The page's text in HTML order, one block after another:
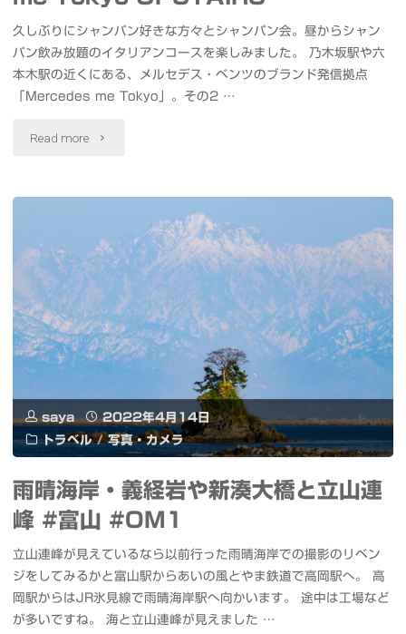
年"
た
#
イ
#
チ
ェ
コ
親
善
ア
ン
バ
サ
ダ
の
ラ
ア
プ
#
花
光
ム
ー
ブ
メ
久しぶりにシャンパン好きな方々とシャンパン会。昼からシャン
パン飲み放題のイタリアンコースを楽しみました。 乃木坂駅や六
本木駅の近くにある、メルセデス・ベンツのブランド発信拠点
「Mercedes me Tokyo」。その2 …
Read more "シ
パ
ン
フ
リ
フ
ー
な
イ
タ
saya
2022年4月14日
トラベル / 写真・カメラ
雨晴海岸・義経岩や新湊大橋と立山連
峰 #富山 #OM1
立山連峰が見えているなら以前行った雨晴海岸での撮影のリベン
ジをしてみるかと富山駅からあいの風とやま鉄道で高岡駅へ。 高
岡駅からはJR氷見線で雨晴海岸駅へ向かいます。 途中は工場など
が多いですね。 海と立山連峰が見えました …